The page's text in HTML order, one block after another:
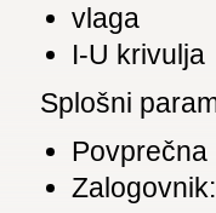
vlaga
I-U krivulja
Splošni
Povprečna